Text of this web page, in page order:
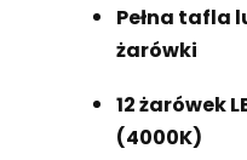
Pełna tafla
żarówki
12 żarówek
(4000K)